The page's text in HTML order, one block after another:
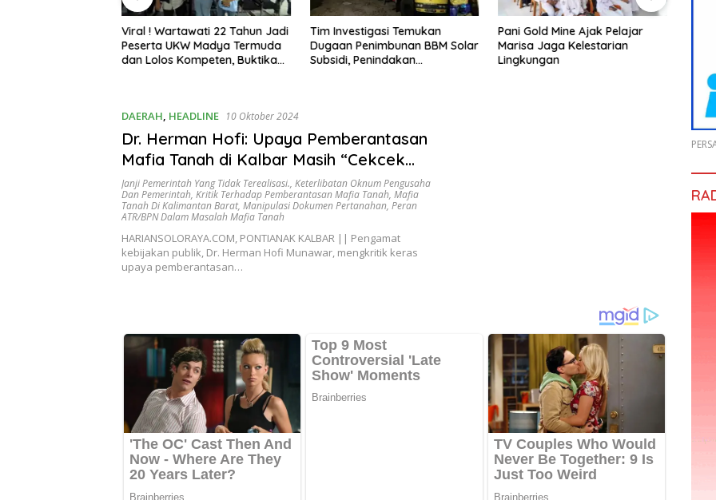
Tim Investigasi Temukan
Dugaan Penimbunan BBM Solar
Subsidi, Penindakan
Pani Gold Mine Ajak Pelajar
Marisa Jaga Kelestarian
Lingkungan
H. Muhammad Faizal :
Pembinaan Politik Penting
untuk Menciptakan Kompetisi
DAERAH, HEADLINE 10 Oktober 2024
Dr. Herman Hofi: Upaya Pemberantasan
Mafia Tanah di Kalbar Masih “Cekcek
Jak”
Janji Pemerintah Yang Tidak Terealisasi., Keterlibatan Oknum Pengusaha
Dan Pemerintah, Kritik Terhadap Pemberantasan Mafia Tanah, Mafia
Tanah Di Kalimantan Barat, Manipulasi Dokumen Pertanahan, Peran
ATR/BPN Dalam Masalah Mafia Tanah
HARIANSOLORAYA.COM, PONTIANAK KALBAR || Pengamat
kebijakan publik, Dr. Herman Hofi Munawar, mengkritik keras
upaya pemberantasan…